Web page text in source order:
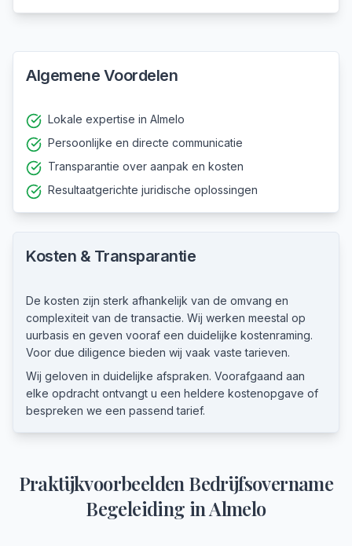
Algemene Voordelen
Lokale expertise in Almelo
Persoonlijke en directe communicatie
Transparantie over aanpak en kosten
Resultaatgerichte juridische oplossingen
Kosten & Transparantie
De kosten zijn sterk afhankelijk van de omvang en
complexiteit van de transactie. Wij werken meestal op
uurbasis en geven vooraf een duidelijke kostenraming.
Voor due diligence bieden wij vaak vaste tarieven.
Wij geloven in duidelijke afspraken. Voorafgaand aan
elke opdracht ontvangt u een heldere kostenopgave of
bespreken we een passend tarief.
Praktijkvoorbeelden Bedrijfsovername
Begeleiding inAlmelo